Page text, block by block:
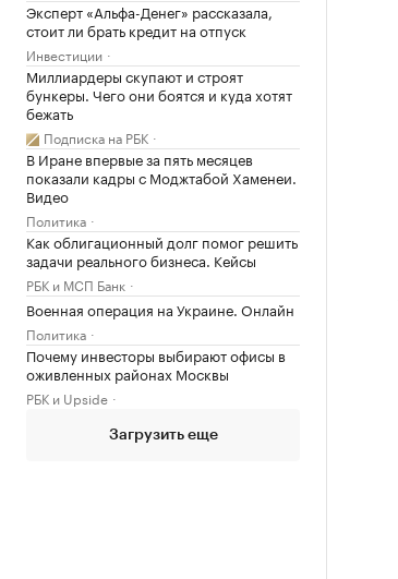
Эксперт «Альфа-Денег» рассказала,
стоит ли брать кредит на отпуск
Инвестиции
Миллиардеры скупают и строят
бункеры. Чего они боятся и куда хотят
бежать
Подписка на РБК
В Иране впервые за пять месяцев
показали кадры с Моджтабой Хаменеи.
Видео
Политика
Как облигационный долг помог решить
задачи реального бизнеса. Кейсы
РБК и МСП Банк
Военная операция на Украине. Онлайн
Политика
Почему инвесторы выбирают офисы в
оживленных районах Москвы
РБК и Upside
Загрузить еще